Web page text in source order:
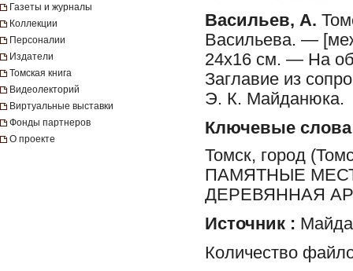
Газеты и журналы
Коллекции
Персоналии
Издатели
Томская книга
Видеолекторий
Виртуальные выставки
Фонды партнеров
О проекте
Васильев, А.
Васильева. —
24х16 см. — На
Заглавие из
Э. К. Майданюка.
Ключевые слова
Томск, город
ПАМЯТНЫЕ
ДЕРЕВЯННАЯ
Источник :
Количество